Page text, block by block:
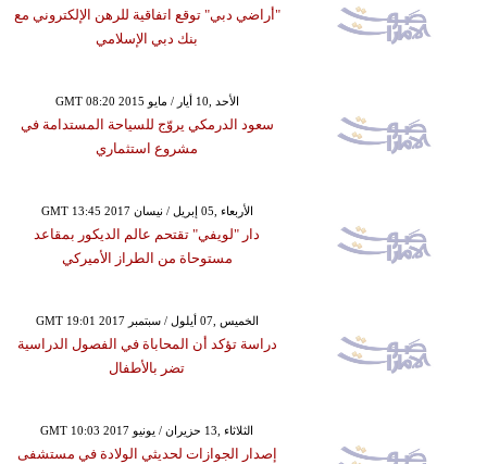
"أراضي دبي" توقع اتفاقية للرهن الإلكتروني مع
بنك دبي الإسلامي
GMT 08:20 2015 الأحد ,10 أيار / مايو
سعود الدرمكي يروّج للسياحة المستدامة في
مشروع استثماري
GMT 13:45 2017 الأربعاء ,05 إبريل / نيسان
دار "لويفي" تقتحم عالم الديكور بمقاعد
مستوحاة من الطراز الأميركي
GMT 19:01 2017 الخميس ,07 أيلول / سبتمبر
دراسة تؤكد أن المحاباة في الفصول الدراسية
تضر بالأطفال
GMT 10:03 2017 الثلاثاء ,13 حزيران / يونيو
إصدار الجوازات لحديثي الولادة في مستشفى